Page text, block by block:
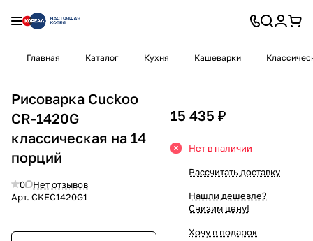
Главная Каталог Кухня Кашеварки
Рисоварка Cuckoo
CR-1420G
классическая на 14
порций
0
Нет отзывов
Арт. CKEC1420G1
15 435 ₽
Нет в наличии
Рассчитать доставку
Нашли дешевле?
Снизим цену!
Хочу в подарок